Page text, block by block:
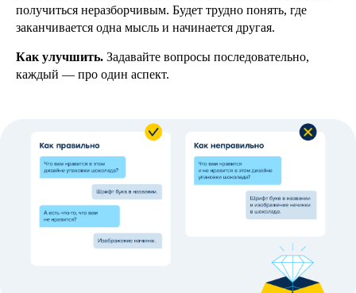
получиться неразборчивым. Будет трудно понять, где
заканчивается одна мысль и начинается другая.
Как улучшить. Задавайте вопросы последовательно,
каждый — про один аспект.